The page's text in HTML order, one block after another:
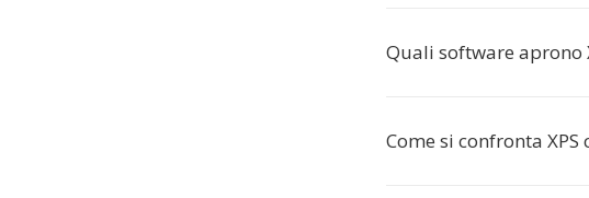
Quali software aprono
Come si confronta XPS